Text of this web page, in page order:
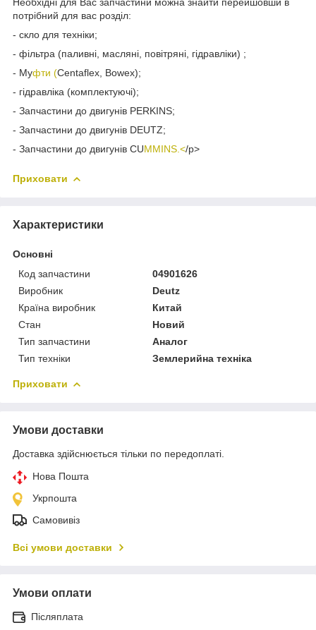
потрібний для вас розділ:
- скло для техніки;
- фільтра (паливні, масляні, повітряні, гідравліки) ;
- Муфти (Centaflex, Bowex);
- гідравліка (комплектуючі);
- Запчастини до двигунів PERKINS;
- Запчастини до двигунів DEUTZ;
- Запчастини до двигунів CUMMINS.</p>
Приховати
Характеристики
Основні
Код запчастини
04901626
Виробник
Deutz
Країна виробник
Китай
Стан
Новий
Тип запчастини
Аналог
Тип техніки
Землерийна техніка
Приховати
Умови доставки
Доставка здійснюється тільки по передоплаті.
Нова Пошта
Укрпошта
Самовивіз
Всі умови доставки
Умови оплати
Післяплата